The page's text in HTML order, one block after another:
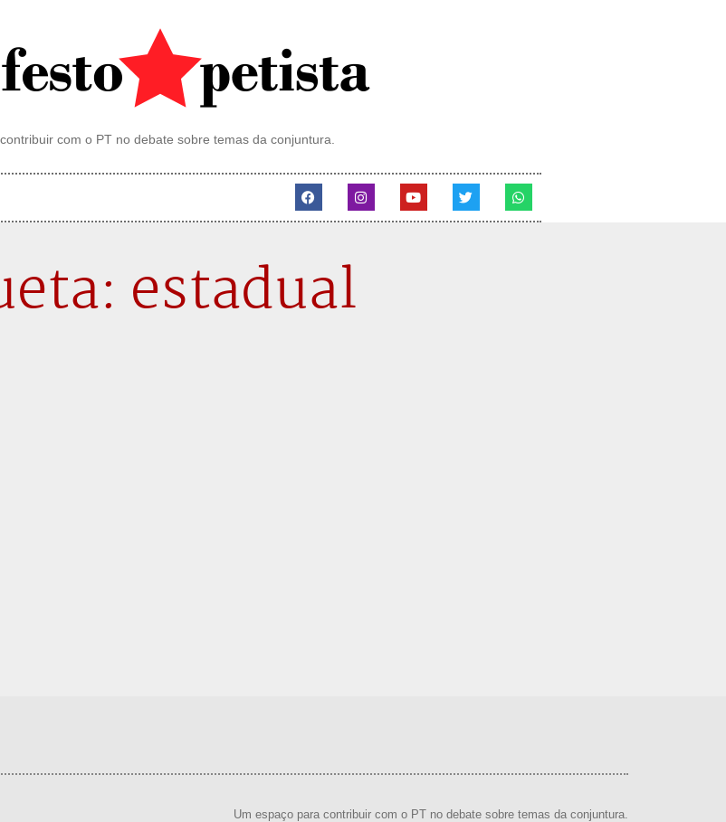
com o PT no debate sobre temas da conjuntura.
estadual
Um espaço para contribuir com o PT no debate sobre temas da conjuntura.